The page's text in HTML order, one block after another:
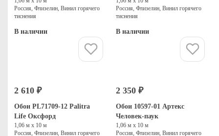
Россия, Флизелин, Винил горячего
тиснения
В наличии
Россия, Флизелин, Винил горячего
тиснения
В наличии
2 610 ₽
Обои PL71709-12 Palitra
Life Оксфорд
1,06 м х 10 м
Россия, Флизелин, Винил горячего
2 350 ₽
Обои 10597-01 Артекс
Человек-паук
1,06 м х 10 м
Россия, Флизелин, Винил горячего